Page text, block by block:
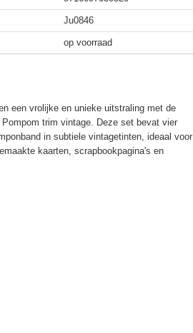
Ju0846
op voorraad
een vrolijke en unieke uitstraling met de
Pompom trim vintage. Deze set bevat vier
in subtiele vintagetinten, ideaal voor
kaarten, scrapbookpagina's en